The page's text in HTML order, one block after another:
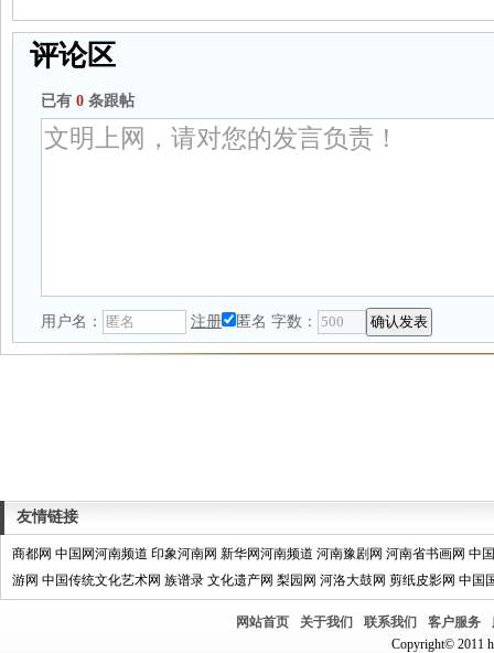
评论区
已有 0 条跟帖
用户名： 注册 匿名 字数：
友情链接
商都网 中国网河南频道 印象河南网 新华网河南频道 河南豫剧网 河南省书画网 中
游网 中国传统文化艺术网 族谱录 文化遗产网 梨园网 河洛大鼓网 剪纸皮影网 中国
网站首页 关于我们 联系我们 客户服务
Copyright© 2011